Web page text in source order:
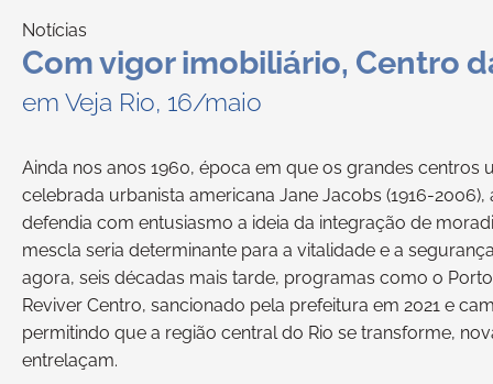
Notícias
Com vigor imobiliário, Centro
em Veja Rio, 16/maio
Ainda nos anos 1960, época em que os grandes
celebrada urbanista americana Jane Jacobs (1916-
defendia com entusiasmo a ideia da integração de
mescla seria determinante para a vitalidade e a
agora, seis décadas mais tarde, programas como o
Reviver Centro, sancionado pela prefeitura em 2021 e
permitindo que a região central do Rio se transforme,
entrelaçam.